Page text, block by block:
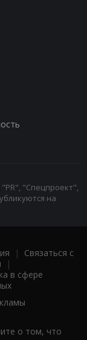
"Спецпроект",
на
| Связаться с
|
в сфере
о том, что